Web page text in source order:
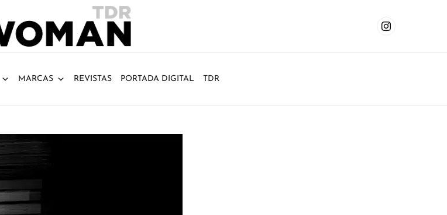
MARCAS REVISTAS PORTADA DIGITAL TDR